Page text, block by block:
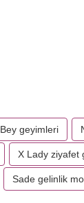
Bey geyimleri
X Lady ziyafet
Sade gelinlik